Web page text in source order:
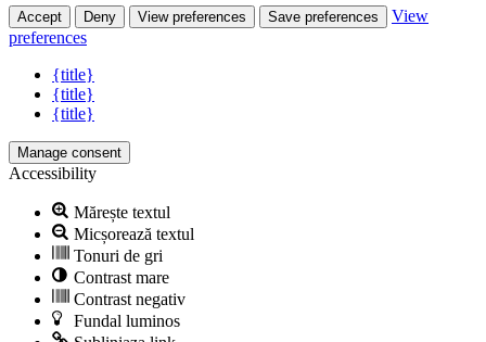
Accept Deny View preferences Save preferences
View
preferences
{title}
{title}
{title}
Manage consent
Accessibility
Mărește textul
Micșorează textul
Tonuri de gri
Contrast mare
Contrast negativ
Fundal luminos